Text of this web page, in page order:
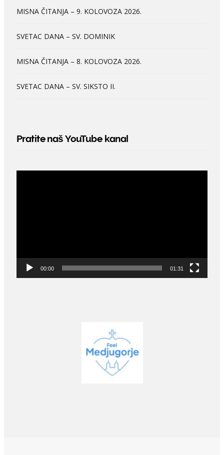
MISNA ČITANJA – 9. KOLOVOZA 2026.
SVETAC DANA – SV. DOMINIK
MISNA ČITANJA – 8. KOLOVOZA 2026.
SVETAC DANA – SV. SIKSTO II.
Pratite naš YouTube kanal
00:00 01:31